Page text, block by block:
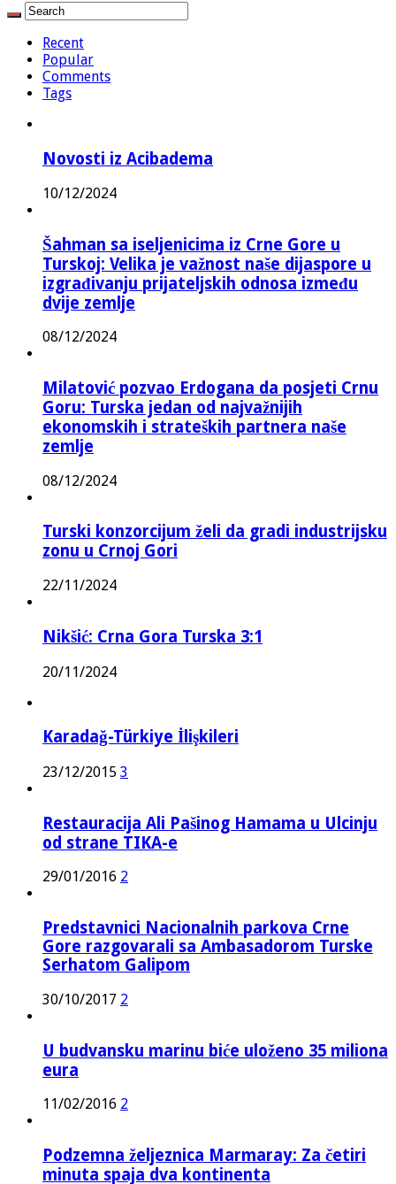
Recent
Popular
Comments
Tags
Novosti iz Acibadema
10/12/2024
Šahman sa iseljenicima iz Crne Gore u
Turskoj: Velika je važnost naše dijaspore u
izgrađivanju prijateljskih odnosa između
dvije zemlje
08/12/2024
Milatović pozvao Erdogana da posjeti Crnu
Goru: Turska jedan od najvažnijih
ekonomskih i strateških partnera naše
zemlje
08/12/2024
Turski konzorcijum želi da gradi industrijsku
zonu u Crnoj Gori
22/11/2024
Nikšić: Crna Gora Turska 3:1
20/11/2024
Karadağ-Türkiye İlişkileri
23/12/2015 3
Restauracija Ali Pašinog Hamama u Ulcinju
od strane TIKA-e
29/01/2016 2
Predstavnici Nacionalnih parkova Crne
Gore razgovarali sa Ambasadorom Turske
Serhatom Galipom
30/10/2017 2
U budvansku marinu biće uloženo 35 miliona
eura
11/02/2016 2
Podzemna željeznica Marmaray: Za četiri
minuta spaja dva kontinenta